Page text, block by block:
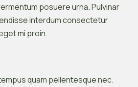
posuere urna. Pulvinar
interdum consectetur
mi proin.
quam pellentesque nec.